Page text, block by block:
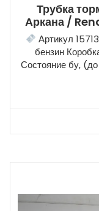
Трубка
Аркана /
Артикул
бензин
Состояние бу,